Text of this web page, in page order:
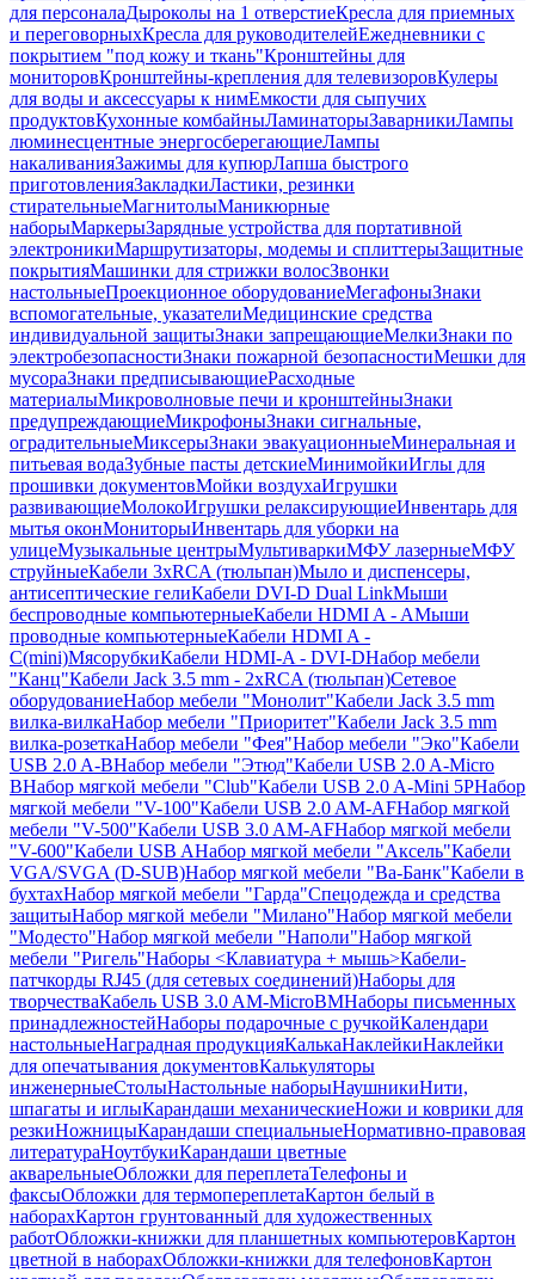
для персоналаДыроколы на 1 отверстиеКресла для приемных
и переговорныхКресла для руководителейЕжедневники с
покрытием "под кожу и ткань"Кронштейны для
мониторовКронштейны-крепления для телевизоровКулеры
для воды и аксессуары к нимЕмкости для сыпучих
продуктовКухонные комбайныЛаминаторыЗаварникиЛампы
люминесцентные энергосберегающиеЛампы
накаливанияЗажимы для купюрЛапша быстрого
приготовленияЗакладкиЛастики, резинки
стирательныеМагнитолыМаникюрные
наборыМаркерыЗарядные устройства для портативной
электроникиМаршрутизаторы, модемы и сплиттерыЗащитные
покрытияМашинки для стрижки волосЗвонки
настольныеПроекционное оборудованиеМегафоныЗнаки
вспомогательные, указателиМедицинские средства
индивидуальной защитыЗнаки запрещающиеМелкиЗнаки по
электробезопасностиЗнаки пожарной безопасностиМешки для
мусораЗнаки предписывающиеРасходные
материалыМикроволновые печи и кронштейныЗнаки
предупреждающиеМикрофоныЗнаки сигнальные,
оградительныеМиксерыЗнаки эвакуационныеМинеральная и
питьевая водаЗубные пасты детскиеМинимойкиИглы для
прошивки документовМойки воздухаИгрушки
развивающиеМолокоИгрушки релаксирующиеИнвентарь для
мытья оконМониторыИнвентарь для уборки на
улицеМузыкальные центрыМультиваркиМФУ лазерныеМФУ
струйныеКабели 3xRCA (тюльпан)Мыло и диспенсеры,
антисептические гелиКабели DVI-D Dual LinkМыши
беспроводные компьютерныеКабели HDMI A - AМыши
проводные компьютерныеКабели HDMI A -
C(mini)МясорубкиКабели HDMI-A - DVI-DНабор мебели
"Канц"Кабели Jack 3.5 mm - 2xRCA (тюльпан)Сетевое
оборудованиеНабор мебели "Монолит"Кабели Jack 3.5 mm
вилка-вилкаНабор мебели "Приоритет"Кабели Jack 3.5 mm
вилка-розеткаНабор мебели "Фея"Набор мебели "Эко"Кабели
USB 2.0 A-BНабор мебели "Этюд"Кабели USB 2.0 A-Micro
BНабор мягкой мебели "Club"Кабели USB 2.0 A-Mini 5PНабор
мягкой мебели "V-100"Кабели USB 2.0 AM-AFНабор мягкой
мебели "V-500"Кабели USB 3.0 AM-AFНабор мягкой мебели
"V-600"Кабели USB AНабор мягкой мебели "Аксель"Кабели
VGA/SVGA (D-SUB)Набор мягкой мебели "Ва-Банк"Кабели в
бухтахНабор мягкой мебели "Гарда"Спецодежда и средства
защитыНабор мягкой мебели "Милано"Набор мягкой мебели
"Модесто"Набор мягкой мебели "Наполи"Набор мягкой
мебели "Ригель"Наборы <Клавиатура + мышь>Кабели-
патчкорды RJ45 (для сетевых соединений)Наборы для
творчестваКабель USB 3.0 AM-MicroBMНаборы письменных
принадлежностейНаборы подарочные с ручкойКалендари
настольныеНаградная продукцияКалькаНаклейкиНаклейки
для опечатывания документовКалькуляторы
инженерныеСтолыНастольные наборыНаушникиНити,
шпагаты и иглыКарандаши механическиеНожи и коврики для
резкиНожницыКарандаши специальныеНормативно-правовая
литератураНоутбукиКарандаши цветные
акварельныеОбложки для переплетаТелефоны и
факсыОбложки для термопереплетаКартон белый в
наборахКартон грунтованный для художественных
работОбложки-книжки для планшетных компьютеровКартон
цветной в наборахОбложки-книжки для телефоновКартон